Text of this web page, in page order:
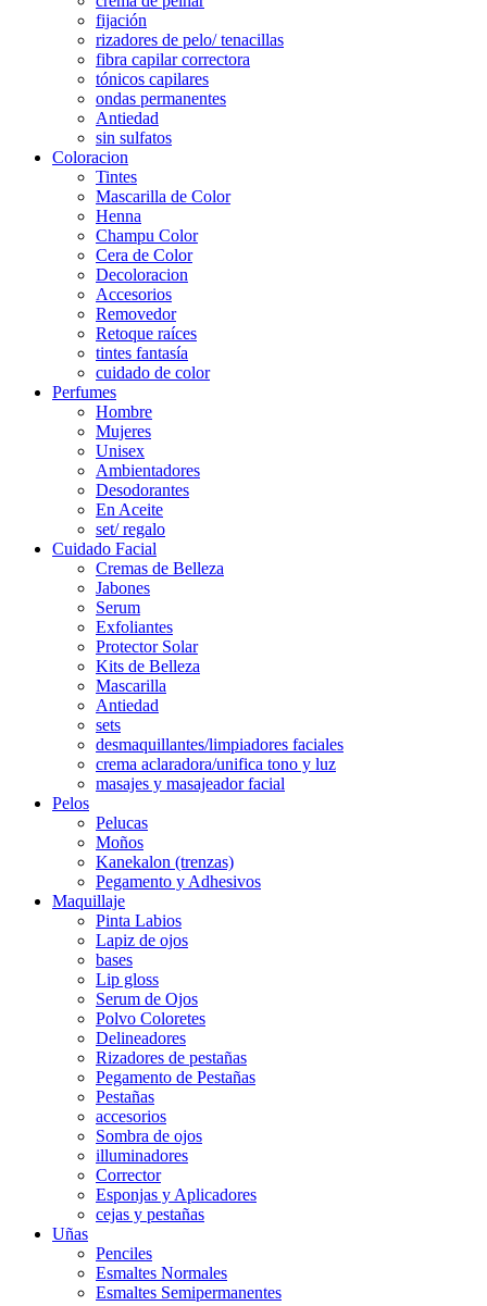
fijación
rizadores de pelo/ tenacillas
fibra capilar correctora
tónicos capilares
ondas permanentes
Antiedad
sin sulfatos
Coloracion
Tintes
Mascarilla de Color
Henna
Champu Color
Cera de Color
Decoloracion
Accesorios
Removedor
Retoque raíces
tintes fantasía
cuidado de color
Perfumes
Hombre
Mujeres
Unisex
Ambientadores
Desodorantes
En Aceite
set/ regalo
Cuidado Facial
Cremas de Belleza
Jabones
Serum
Exfoliantes
Protector Solar
Kits de Belleza
Mascarilla
Antiedad
sets
desmaquillantes/limpiadores faciales
crema aclaradora/unifica tono y luz
masajes y masajeador facial
Pelos
Pelucas
Moños
Kanekalon (trenzas)
Pegamento y Adhesivos
Maquillaje
Pinta Labios
Lapiz de ojos
bases
Lip gloss
Serum de Ojos
Polvo Coloretes
Delineadores
Rizadores de pestañas
Pegamento de Pestañas
Pestañas
accesorios
Sombra de ojos
illuminadores
Corrector
Esponjas y Aplicadores
cejas y pestañas
Uñas
Penciles
Esmaltes Normales
Esmaltes Semipermanentes